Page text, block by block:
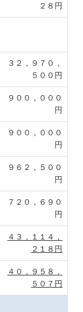
２８円
３２，９７０，
５００円
９００，０００
円
９００，０００
円
９６２，５００
円
７２０，６９０
円
４３，１１４，
２１８円
４０，９５８，
５０７円